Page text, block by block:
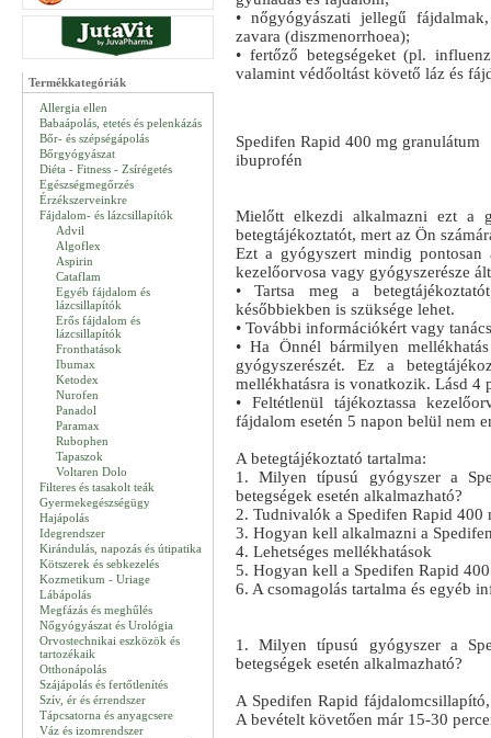
Termékkategóriák
Allergia ellen
Babaápolás, etetés és pelenkázás
Bőr- és szépségápolás
Bőrgyógyászat
Diéta - Fitness - Zsírégetés
Egészségmegőrzés
Érzékszerveinkre
Fájdalom- és lázcsillapítók
Advil
Algoflex
Aspirin
Cataflam
Egyéb fájdalom és
lázcsillapítók
Erős fájdalom és
lázcsillapítók
Fronthatások
Ibumax
Ketodex
Nurofen
Panadol
Paramax
Rubophen
Tapaszok
Voltaren Dolo
Filteres és tasakolt teák
Gyermekegészségügy
Hajápolás
Idegrendszer
Kirándulás, napozás és útipatika
Kötszerek és sebkezelés
Kozmetikum - Uriage
Lábápolás
Megfázás és meghűlés
Nőgyógyászat és Urológia
Orvostechnikai eszközök és
tartozékaik
Otthonápolás
Szájápolás és fertőtlenítés
Szív, ér és érrendszer
Tápcsatorna és anyagcsere
Váz és izomrendszer
• nőgyógyászati jellegű
zavara (diszmenorrhoea);
• fertőző betegségeket (pl.
valamint védőoltást követő láz és
Spedifen Rapid 400 mg granulátum
ibuprofén
Mielőtt elkezdi alkalmazni ezt a
betegtájékoztatót, mert az Ön
Ezt a gyógyszert mindig
kezelőorvosa vagy gyógyszerésze
• Tartsa meg a
későbbiekben is szüksége lehet.
• További információkért vagy
• Ha Önnél bármilyen
gyógyszerészét. Ez a
mellékhatásra is vonatkozik. Lásd 4
• Feltétlenül tájékoztassa
fájdalom esetén 5 napon belül nem
A betegtájékoztató tartalma:
1. Milyen típusú gyógyszer a
betegségek esetén alkalmazható?
2. Tudnivalók a Spedifen Rapid 400
3. Hogyan kell alkalmazni a
4. Lehetséges mellékhatások
5. Hogyan kell a Spedifen Rapid
6. A csomagolás tartalma és egyéb
1. Milyen típusú gyógyszer a
betegségek esetén alkalmazható?
A Spedifen Rapid
A bevételt követően már 15-30